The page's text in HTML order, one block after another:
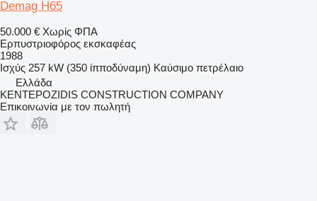
Demag H65
50.000 € Χωρίς ΦΠΑ
Ερπυστριοφόρος εκσκαφέας
1988
Ισχύς 257 kW (350 ίπποδύναμη) Καύσιμο πετρέλαιο
Ελλάδα
KENTEPOZIDIS CONSTRUCTION COMPANY
Επικοινωνία με τον πωλητή